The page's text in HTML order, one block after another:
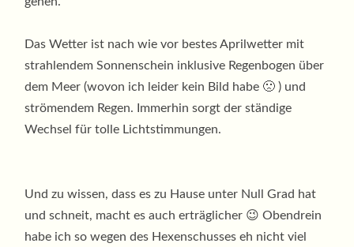
Das Wetter ist nach wie vor bestes Aprilwetter mit
strahlendem Sonnenschein inklusive Regenbogen über
dem Meer (wovon ich leider kein Bild habe 🙁 ) und
strömendem Regen. Immerhin sorgt der ständige
Wechsel für tolle Lichtstimmungen.
Und zu wissen, dass es zu Hause unter Null Grad hat
und schneit, macht es auch erträglicher 😉 Obendrein
habe ich so wegen des Hexenschusses eh nicht viel